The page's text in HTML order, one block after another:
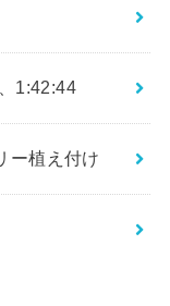
1:42:44
ー植え付け